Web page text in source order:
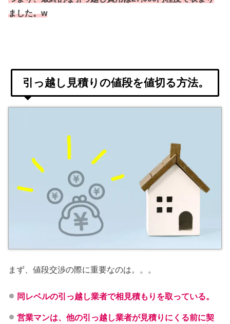
ました。w
引っ越し見積りの値段を値切る方法。
まず、値段交渉の際に重要なのは。。。
同レベルの引っ越し業者で相見積もりを取っている。
営業マンは、他の引っ越し業者が見積りにくる前に契